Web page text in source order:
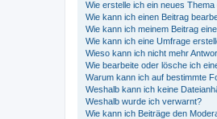
Wie erstelle ich ein neues
Wie kann ich einen Beitrag
Wie kann ich meinem Beitrag
Wie kann ich eine Umfrage
Wieso kann ich nicht mehr
Wie bearbeite oder lösche ich
Warum kann ich auf bestimmte
Weshalb kann ich keine
Weshalb wurde ich verwarnt?
Wie kann ich Beiträge den